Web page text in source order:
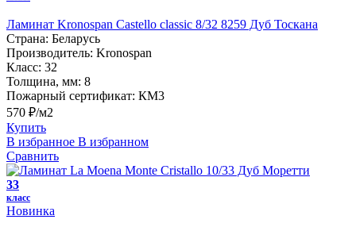
Ламинат Kronospan Castello classic 8/32 8259 Дуб Тоскана
Страна: Беларусь
Производитель: Kronospan
Класс: 32
Толщина, мм: 8
Пожарный сертификат: КМ3
570 ₽/м2
Купить
В избранное В избранном
Сравнить
33
класс
Новинка